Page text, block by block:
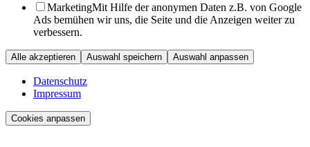
MarketingMit Hilfe der anonymen Daten z.B. von Google
Ads bemühen wir uns, die Seite und die Anzeigen weiter zu
verbessern.
Alle akzeptieren Auswahl speichern Auswahl anpassen
Datenschutz
Impressum
Cookies anpassen